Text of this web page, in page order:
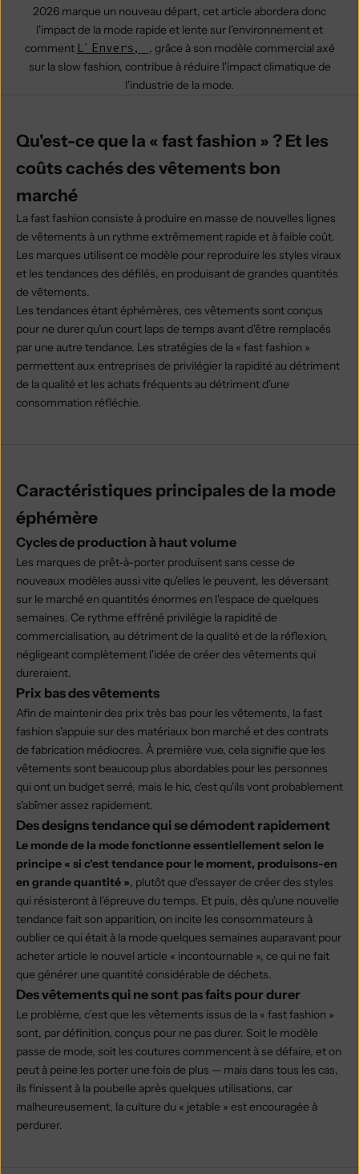
2026 marque un nouveau départ, cet article abordera donc
l'impact de la mode rapide et lente sur l'environnement et
comment L'Envers,
, grâce à son modèle commercial axé
sur la slow fashion, contribue à réduire l'impact climatique de
l'industrie de la mode.
Qu'est-ce que la « fast fashion » ? Et les
coûts cachés des vêtements bon
marché
La fast fashion consiste à produire en masse de nouvelles lignes
de vêtements à un rythme extrêmement rapide et à faible coût.
Les marques utilisent ce modèle pour reproduire les styles viraux
et les tendances des défilés, en produisant de grandes quantités
de vêtements.
Les tendances étant éphémères, ces vêtements sont conçus
pour ne durer qu'un court laps de temps avant d'être remplacés
par une autre tendance. Les stratégies de la « fast fashion »
permettent aux entreprises de privilégier la rapidité au détriment
de la qualité et les achats fréquents au détriment d'une
consommation réfléchie.
Caractéristiques principales de la mode
éphémère
Cycles de production à haut volume
Les marques de prêt-à-porter produisent sans cesse de
nouveaux modèles aussi vite qu'elles le peuvent, les déversant
sur le marché en quantités énormes en l'espace de quelques
semaines. Ce rythme effréné privilégie la rapidité de
commercialisation, au détriment de la qualité et de la réflexion,
négligeant complètement l'idée de créer des vêtements qui
dureraient.
Prix bas des vêtements
Afin de maintenir des prix très bas pour les vêtements, la fast
fashion s'appuie sur des matériaux bon marché et des contrats
de fabrication médiocres. À première vue, cela signifie que les
vêtements sont beaucoup plus abordables pour les personnes
qui ont un budget serré, mais le hic, c'est qu'ils vont probablement
s'abîmer assez rapidement.
Des designs tendance qui se démodent rapidement
Le monde de la mode fonctionne essentiellement selon le
principe « si c'est tendance pour le moment, produisons-en
en grande quantité », plutôt que d'essayer de créer des styles
qui résisteront à l'épreuve du temps. Et puis, dès qu'une nouvelle
tendance fait son apparition, on incite les consommateurs à
oublier ce qui était à la mode quelques semaines auparavant pour
acheter article le nouvel article « incontournable », ce qui ne fait
que générer une quantité considérable de déchets.
Des vêtements qui ne sont pas faits pour durer
Le problème, c’est que les vêtements issus de la « fast fashion »
sont, par définition, conçus pour ne pas durer. Soit le modèle
passe de mode, soit les coutures commencent à se défaire, et on
peut à peine les porter une fois de plus — mais dans tous les cas,
ils finissent à la poubelle après quelques utilisations, car
malheureusement, la culture du « jetable » est encouragée à
perdurer.